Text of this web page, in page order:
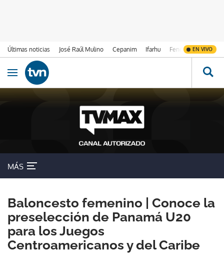
Últimas noticias José Raúl Mulino Cepanim Ifarhu Fenómeno de El
EN VIVO
Ir al contenido
Obrir navegació
MÁS
Baloncesto femenino | Conoce la
preselección de Panamá U20
para los Juegos
Centroamericanos y del Caribe